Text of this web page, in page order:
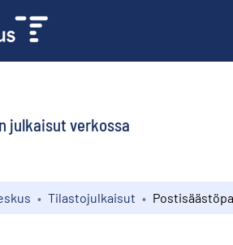
julkaisut verkossa
Tilastojulkaisut